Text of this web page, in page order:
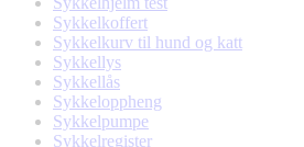
Sykkelkoffert
Sykkelkurv til hund og katt
Sykkellys
Sykkellås
Sykkeloppheng
Sykkelpumpe
Sykkelregister